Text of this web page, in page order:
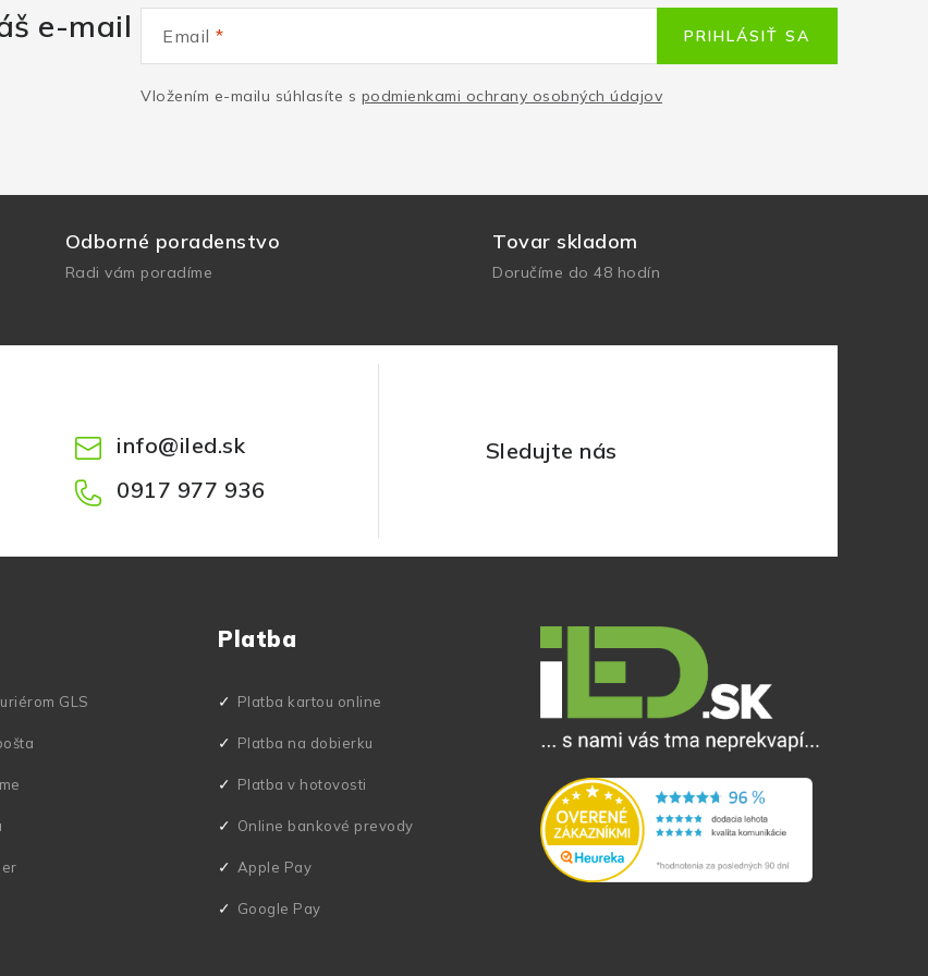
e-mail Email
Vložením e-mailu súhlasíte s podmienkami ochrany osobných údajov
PRIHLÁSIŤ SA
Odborné poradenstvo
Radi vám poradíme
Tovar skladom
Doručíme do 48 hodín
info@iled.sk
0917 977 936
GLS
Platba
Platba kartou online
Platba na dobierku
Platba v hotovosti
Online bankové prevody
Apple Pay
Google Pay